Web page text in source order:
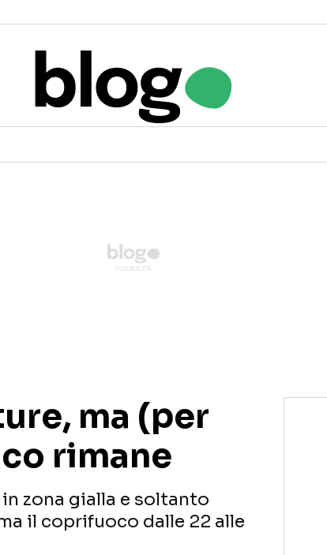
ma (per
rimane
zona gialla e soltanto
il coprifuoco dalle 22 alle